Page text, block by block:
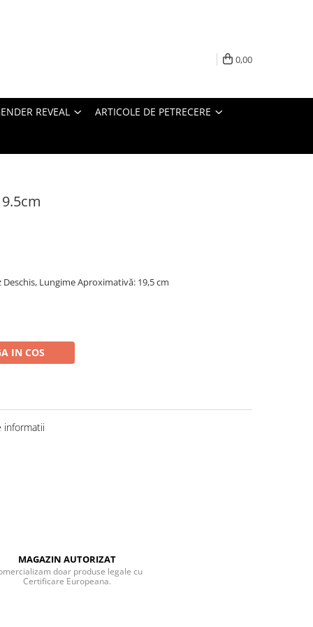
0,00
REVEAL ARTICOLE DE PETRECERE
Lungime Aproximativă: 19,5 cm
IN COS
informatii
MAGAZIN AUTORIZAT
doar produse legale cu
Certificare Europeana.